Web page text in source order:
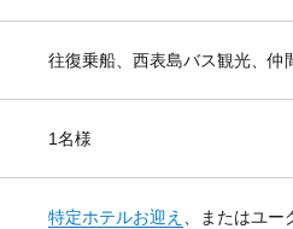
往復乗船、西表島バス観光、仲
1名様
特定ホテルお迎え 、またはユー